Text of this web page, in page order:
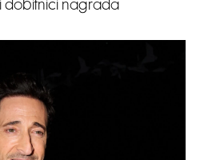
dobitnici nagrada